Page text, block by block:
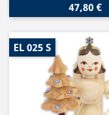
47,80 €
EL 025 S